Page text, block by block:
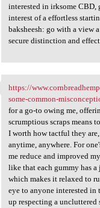
interested in irksome CBD,
interest of a effortless
baksheesh: go with a view
secure distinction and
https://
https://
some-common-
for a go-to owing me,
scrumptious scraps means
I worth how tactful they
anytime, anywhere. For
me reduce and improved
like that each gummy has
which makes it relaxed to
eye to anyone interested
up respecting a uncluttered